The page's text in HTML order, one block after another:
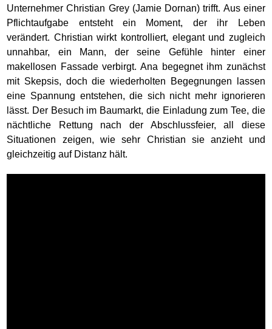
Unternehmer Christian Grey (Jamie Dornan) trifft. Aus einer
Pflichtaufgabe entsteht ein Moment, der ihr Leben
verändert. Christian wirkt kontrolliert, elegant und zugleich
unnahbar, ein Mann, der seine Gefühle hinter einer
makellosen Fassade verbirgt. Ana begegnet ihm zunächst
mit Skepsis, doch die wiederholten Begegnungen lassen
eine Spannung entstehen, die sich nicht mehr ignorieren
lässt. Der Besuch im Baumarkt, die Einladung zum Tee, die
nächtliche Rettung nach der Abschlussfeier, all diese
Situationen zeigen, wie sehr Christian sie anzieht und
gleichzeitig auf Distanz hält.